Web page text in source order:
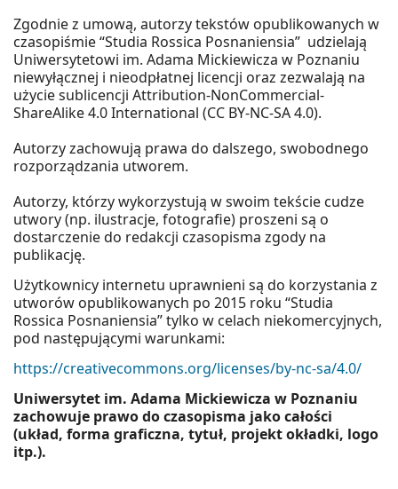
Zgodnie z umową, autorzy tekstów opublikowanych w
czasopiśmie “Studia Rossica Posnaniensia” udzielają
Uniwersytetowi im. Adama Mickiewicza w Poznaniu
niewyłącznej i nieodpłatnej licencji oraz zezwalają na
użycie sublicencji Attribution-NonCommercial-
ShareAlike 4.0 International (CC BY-NC-SA 4.0).
Autorzy zachowują prawa do dalszego, swobodnego
rozporządzania utworem.
Autorzy, którzy wykorzystują w swoim tekście cudze
utwory (np. ilustracje, fotografie) proszeni są o
dostarczenie do redakcji czasopisma zgody na
publikację.
Użytkownicy internetu uprawnieni są do korzystania z
utworów opublikowanych po 2015 roku “Studia
Rossica Posnaniensia” tylko w celach niekomercyjnych,
pod następującymi warunkami:
https://creativecommons.org/licenses/by-nc-sa/4.0/
Uniwersytet im. Adama Mickiewicza w Poznaniu
zachowuje prawo do czasopisma jako całości
(układ, forma graficzna, tytuł, projekt okładki, logo
itp.).